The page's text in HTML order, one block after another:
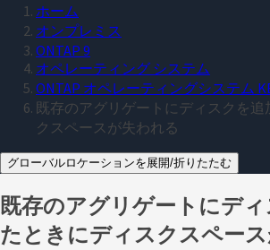
ホーム
オンプレミス
ONTAP 9
オペレーティング システム
ONTAP オペレーティングシステム
既存のアグリゲートにディスクを追
クスペースが失われる
グローバルロケーションを展開/折りたたむ
既存のアグリゲートにデ
たときにディスクスペー